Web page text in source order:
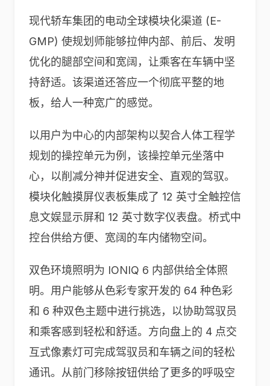
现代轿车集团的电动全球模块化渠道 (E-
GMP) 使规划师能够拉伸内部、前后、发明
优化的腿部空间和宽阔，让乘客在车辆中坚
持舒适。该渠道还答应一个彻底平整的地
板，给人一种宽广的感觉。
以用户为中心的内部架构以契合人体工程学
规划的操控单元为例，该操控单元坐落中
心，以削减分神并促进安全、直观的驾驭。
模块化触摸屏仪表板集成了 12 英寸全触控信
息文娱显示屏和 12 英寸数字仪表盘。桥式中
控台供给方便、宽阔的车内储物空间。
双色环境照明为 IONIQ 6 内部供给全体照
明。用户能够从色彩专家开发的 64 种色彩
和 6 种双色主题中进行挑选，以协助驾驭员
和乘客感到轻松和舒适。方向盘上的 4 点交
互式像素灯可完成驾驭员和车辆之间的轻松
通讯。从前门移除按钮供给了更多的呼吸空